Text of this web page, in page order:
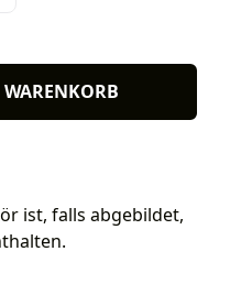
ist, falls abgebildet,